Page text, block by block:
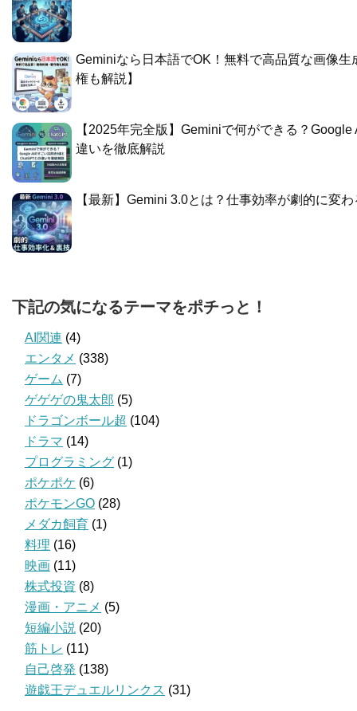
Geminiなら日本語でOK！無料で高品質な画像
権も解説】
【2025年完全版】Geminiで何ができる？
違いを徹底解説
【最新】Gemini 3.0とは？仕事効率が劇的に変
下記の気になるテーマをポチっと！
AI関連 (4)
エンタメ (338)
ゲーム (7)
ゲゲゲの鬼太郎 (5)
ドラゴンボール超 (104)
ドラマ (14)
プログラミング (1)
ポケポケ (6)
ポケモンGO (28)
メダカ飼育 (1)
料理 (16)
映画 (11)
株式投資 (8)
漫画・アニメ (5)
短編小説 (20)
筋トレ (11)
自己啓発 (138)
遊戯王デュエルリンクス (31)